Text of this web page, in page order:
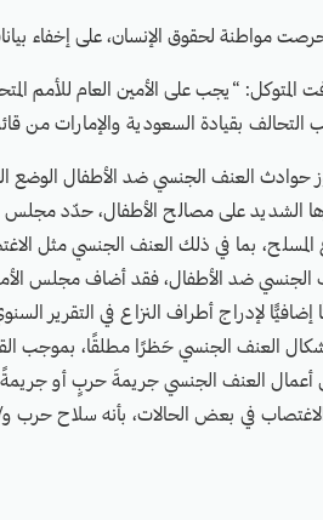
مواطنة لحقوق الإنسان، على إخفاء
المتوكل: “يجب على الأمين العام للأمم
بقيادة السعودية والإمارات من
حوادث العنف الجنسي ضد الأطفال الوضع
الشديد على مصالح الأطفال، حدّد مجلس
المسلح، بما في ذلك العنف الجنسي مثل
إضافيًّا لإدراج أطراف النزاع في التقرير
العنف الجنسي حَظرًا مطلقًا، بموجب
العنف الجنسي جريمةَ حربٍ أو جريمةً
في بعض الحالات، بأنه سلاح حرب